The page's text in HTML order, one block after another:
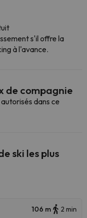
s'il offre la
à l'avance.
de compagnie
dans ce
ski les plus
106 m 2 min